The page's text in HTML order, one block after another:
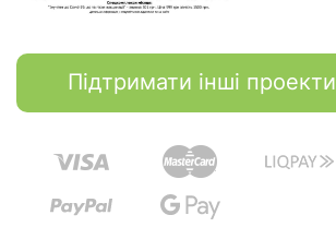
Підтримати інші проекти